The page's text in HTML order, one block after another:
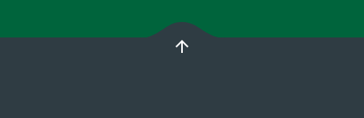
arrow_upward